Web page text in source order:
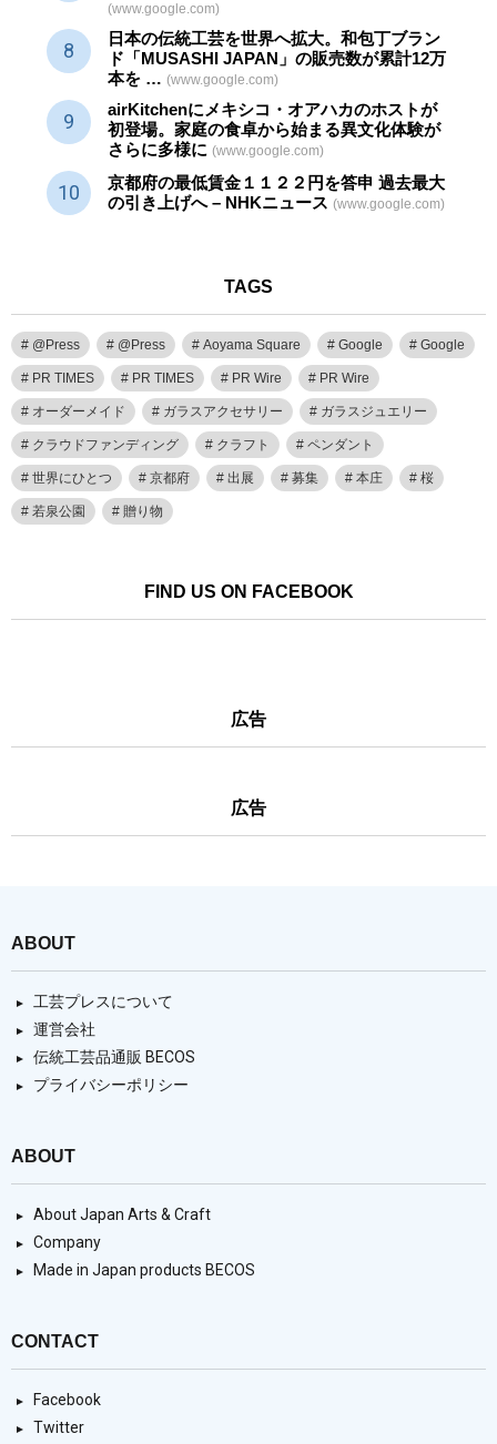
(www.google.com)
日本の伝統工芸を世界へ拡大。和包丁ブラン
ド「MUSASHI JAPAN」の販売数が累計12万
本を … (www.google.com)
airKitchenにメキシコ・オアハカのホストが
初登場。家庭の食卓から始まる異文化体験が
さらに多様に (www.google.com)
京都府の最低賃金１１２２円を答申 過去最大
の引き上げへ – NHKニュース (www.google.com)
TAGS
@Press @Press Aoyama Square Google Google
PR TIMES PR TIMES PR Wire PR Wire
オーダーメイド ガラスアクセサリー ガラスジュエリー
クラウドファンディング クラフト ペンダント
世界にひとつ 京都府 出展 募集 本庄 桜
若泉公園 贈り物
FIND US ON FACEBOOK
広告
広告
ABOUT
工芸プレスについて
運営会社
伝統工芸品通販 BECOS
プライバシーポリシー
ABOUT
About Japan Arts & Craft
Company
Made in Japan products BECOS
CONTACT
Facebook
Twitter